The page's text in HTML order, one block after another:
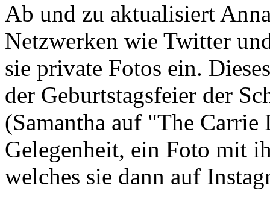
Ab und zu aktualisiert
Netzwerken wie Twitter
sie private Fotos ein.
der Geburtstagsfeier der
(Samantha auf "The Carrie
Gelegenheit, ein Foto mit
welches sie dann auf